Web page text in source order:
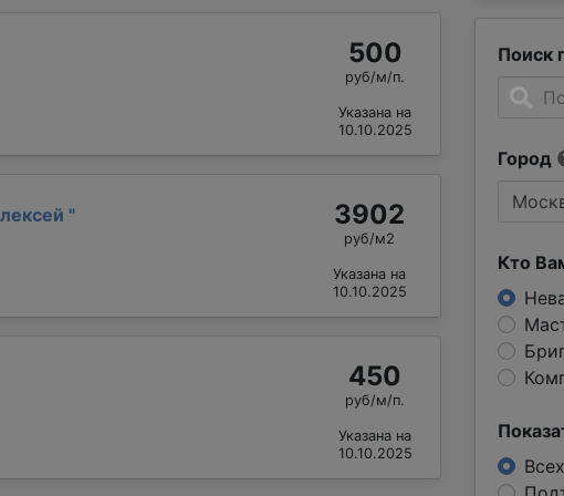
Поиск
Город
Кто
Всех
500
руб/м/п.
Указана на
10.10.2025
" 3902
руб/м2
Указана на
10.10.2025
450
руб/м/п.
Указана на
10.10.2025